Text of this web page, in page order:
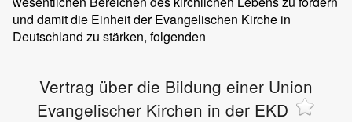
und damit die Einheit der Evangelischen Kirche in
Deutschland zu stärken, folgenden
Vertrag über die Bildung einer Union
Evangelischer Kirchen in der EKD